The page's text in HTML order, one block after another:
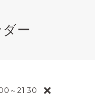
ー
～21:30 ❌